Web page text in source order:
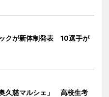
クが新体制発表 10選手が
久慈マルシェ」 高校生考